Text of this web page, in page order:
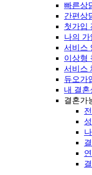
빠른상
간편상
첫가입
나의 가
서비스
이상형
서비스
듀오가
내 결혼
결혼가